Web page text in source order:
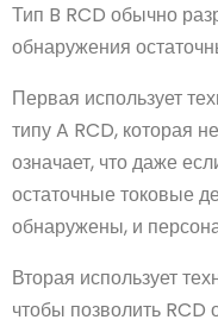
Тип B RCD обычно
обнаружения
Первая использует
типу A RCD, которая
означает, что даже
остаточные токовые
обнаружены, и
Вторая использует
чтобы позволить RCD